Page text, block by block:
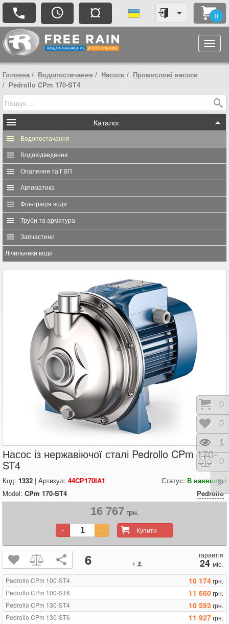
¤ 0
Головна Водопостачання Насоси
Промислові насоси
Pedrollo CPm 170-ST4
Каталог
Водопостачання
Водовідведення
Опалення та ГВП
Автоматика
Фільтрація води
Труби та арматура
Запчастини
Лічильники води
Насос із нержавіючої сталі Pedrollo CPm 170-
ST4
Код: 1332 | Артикул: 44CP170IA1 Статус: В наявності
Model: CPm 170-ST4 Pedrollo
16 767 грн.
Купити
- +
6 1
гарантія
24 міс.
Pedrollo CPm 100-ST4
10 174грн.
Pedrollo CPm 100-ST6
11 660грн.
Pedrollo CPm 130-ST4
10 593грн.
Pedrollo CPm 130-ST6
11 927грн.
0
0
1
0